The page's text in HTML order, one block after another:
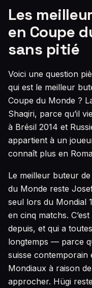
Les
en Coupe
sans pitié
Voici une question
qui est le meilleur
Coupe du Monde ?
Shaqiri, parce qu’il
à Brésil 2014 et
appartient à un
connaît plus en
Le meilleur buteur
du Monde reste
seul lors du Mondial
en cinq matchs.
depuis, et qui a
longtemps — parce
suisse contemporain
Mondiaux à raison
approcher. Hügi